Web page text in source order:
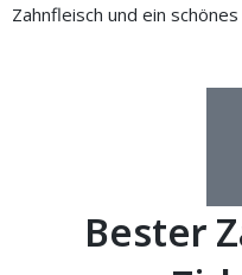
Zahnfleisch und ein schönes
Bester